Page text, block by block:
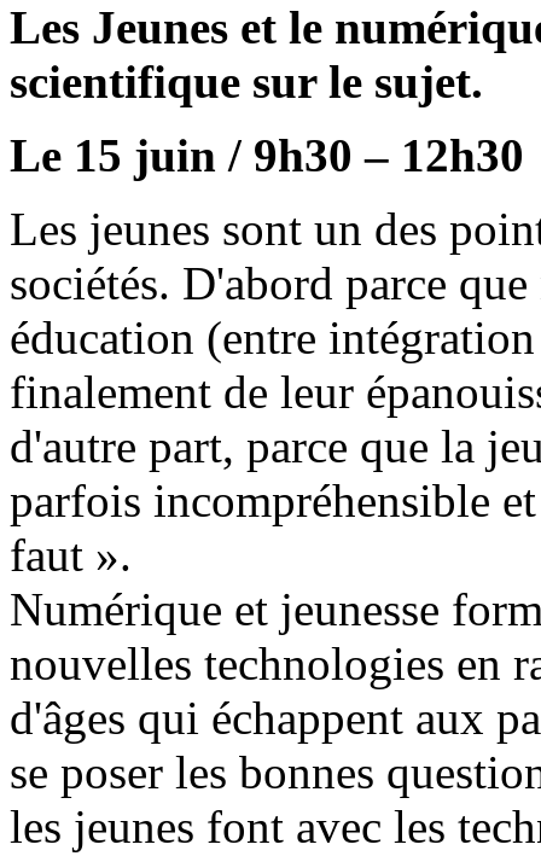
Les Jeunes et le
scientifique sur le sujet.
Le 15 juin / 9h30 – 12h30
Les jeunes sont un des
sociétés. D'abord parce
éducation (entre
finalement de leur
d'autre part, parce que la
parfois incompréhensible
faut ».
Numérique et jeunesse
nouvelles technologies en
d'âges qui échappent aux
se poser les bonnes
les jeunes font avec les